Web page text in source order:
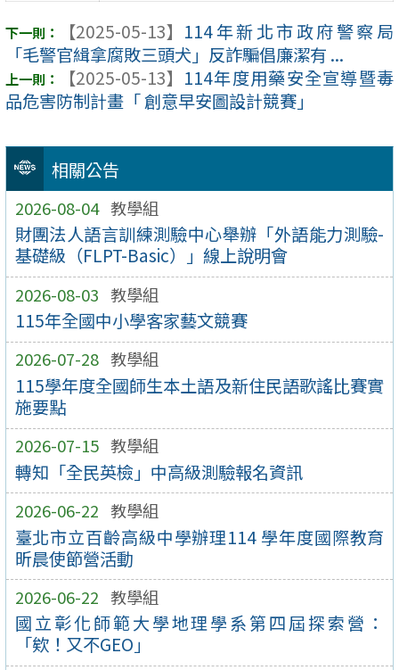
相關公告
2026-08-04 教學組
財團法人語言訓練測驗中心舉辦「外語能力測驗-
基礎級（FLPT-Basic）」線上說明會
2026-08-03 教學組
115年全國中小學客家藝文競賽
2026-07-28 教學組
115學年度全國師生本土語及新住民語歌謠比賽實
施要點
2026-07-15 教學組
轉知「全民英檢」中高級測驗報名資訊
2026-06-22 教學組
臺北市立百齡高級中學辦理114 學年度國際教育
昕晨使節營活動
2026-06-22 教學組
國立彰化師範大學地理學系第四屆探索營：
「欸！又不GEO」
【2025-05-13】 114年新北市政府警察局
「毛警官緝拿腐敗三頭犬」反詐騙倡廉潔有 ...
【2025-05-13】 114年度用藥安全宣導暨毒
品危害防制計畫「 創意早安圖設計競賽」